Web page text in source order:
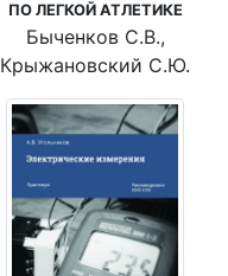
ПО ЛЕГКОЙ АТЛЕТИКЕ
Быченков С.В.,
Крыжановский С.Ю.